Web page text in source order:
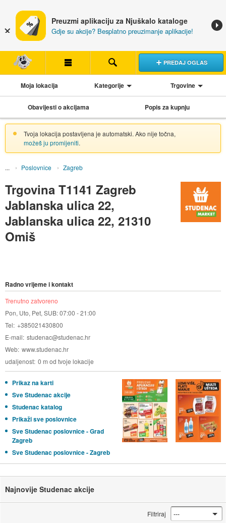
Preuzmi aplikaciju za Njuškalo kataloge
Gdje su akcije? Besplatno preuzimanje aplikacije!
PREDAJ OGLAS
Moja lokacija Kategorije Trgovine
Obavijesti o akcijama Popis za kupnju
Tvoja lokacija postavljena je automatski. Ako nije točna,
možeš ju promijeniti.
Poslovnice Zagreb
Trgovina T1141 Zagreb
Jablanska ulica 22,
Jablanska ulica 22, 21310
Omiš
Radno vrijeme i kontakt
Trenutno zatvoreno
Pon, Uto, Pet, SUB: 07:00 - 21:00
Tel +385021430800
E-mail studenac@studenac.hr
Web www.studenac.hr
udaljenost 0 m od tvoje lokacije
Prikaz na karti
Sve Studenac akcije
Studenac katalog
Prikaži sve poslovnice
Sve Studenac poslovnice - Grad
Zagreb
Sve Studenac poslovnice - Zagreb
Najnovije Studenac akcije
Filtriraj